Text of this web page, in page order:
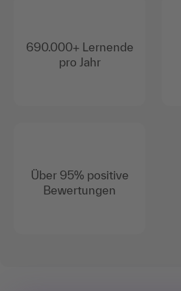
690.000+ Lernende
pro Jahr
Über 95% positive
Bewertungen